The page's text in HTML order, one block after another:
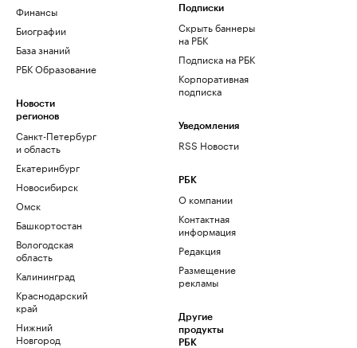
Финансы
Биографии
База знаний
РБК Образование
Новости
регионов
Санкт-Петербург
и область
Екатеринбург
Новосибирск
Омск
Башкортостан
Вологодская
область
Калининград
Краснодарский
край
Нижний
Новгород
Подписки
Скрыть баннеры
на РБК
Подписка на РБК
Корпоративная
подписка
Уведомления
RSS Новости
РБК
О компании
Контактная
информация
Редакция
Размещение
рекламы
Другие
продукты
РБК